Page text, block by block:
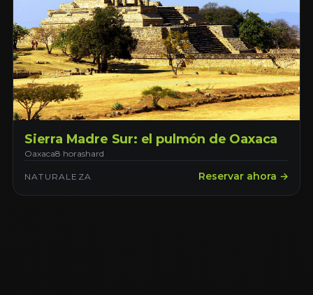
Sierra Madre Sur: el pulmón de Oaxaca
Oaxaca8 horashard
NATURALEZA Reservar ahora →